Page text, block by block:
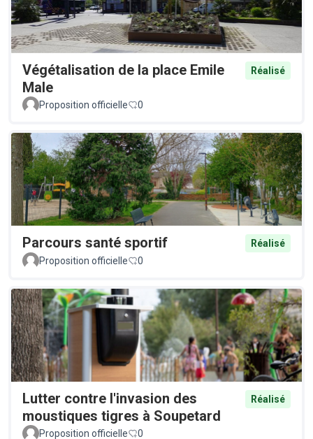
Végétalisation de la place Emile
Male
Réalisé
Proposition officielle 0
Parcours santé sportif
Réalisé
Proposition officielle
0
Lutter contre l'invasion des
moustiques tigres à Soupetard
Réalisé
Proposition officielle 0